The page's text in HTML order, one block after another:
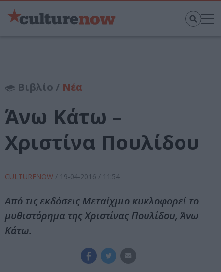
Βιβλίο / Νέα
Άνω Κάτω –
Χριστίνα Πουλίδου
CULTURENOW / 19-04-2016 / 11:54
Από τις εκδόσεις Μεταίχμιο κυκλοφορεί το
μυθιστόρημα της Χριστίνας Πουλίδου, Άνω
Κάτω.